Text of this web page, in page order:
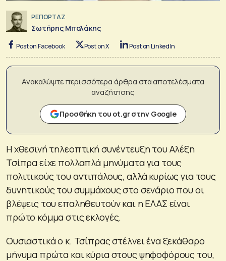
ΡΕΠΟΡΤΑΖ
Σωτήρης Μπολάκης
Post on Facebook Post on X Post on LinkedIn
Ανακαλύψτε περισσότερα άρθρα στα αποτελέσματα
αναζήτησης
Προσθήκη του ot.gr στην Google
Η χθεσινή τηλεοπτική συνέντευξη του Αλέξη
Τσίπρα είχε πολλαπλά μηνύματα για τους
πολιτικούς του αντιπάλους, αλλά κυρίως για τους
δυνητικούς του συμμάχους στο σενάριο που οι
βλέψεις του επαληθευτούν και η ΕΛΑΣ είναι
πρώτο κόμμα στις εκλογές.
Ουσιαστικά ο κ. Τσίπρας στέλνει ένα ξεκάθαρο
μήνυμα πρώτα και κύρια στους ψηφοφόρους του,